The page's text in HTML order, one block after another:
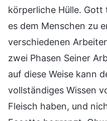
körperliche Hülle.
es dem Menschen zu
verschiedenen
zwei Phasen Seiner
auf diese Weise kann
vollständiges Wissen
Fleisch haben, und